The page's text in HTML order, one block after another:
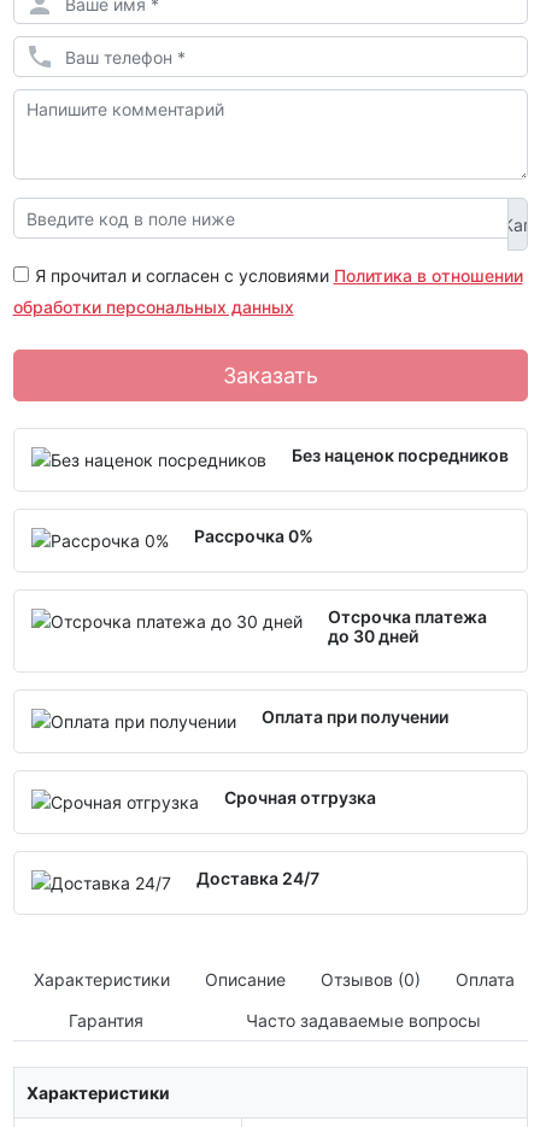
Я прочитал и согласен с условиями Политика в отношении
обработки персональных данных
Заказать
Без наценок посредников
Рассрочка 0%
Отсрочка платежа
до 30 дней
Оплата при получении
Срочная отгрузка
Доставка 24/7
Характеристики Описание Отзывов (0)
Оплата
Гарантия
Часто задаваемые вопросы
Характеристики